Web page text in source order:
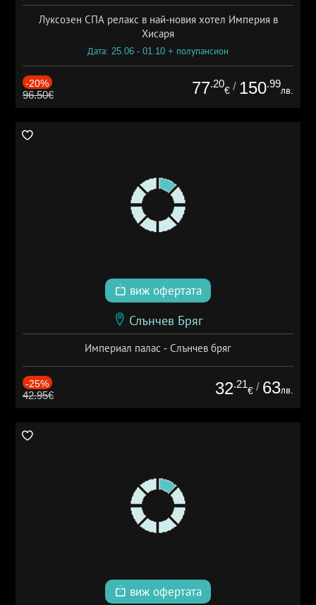
Луксозен СПА релакс в най-новия хотел Империя в
Хисаря
Дата: 25.06 - 01.10 + полупансион
-20%
96.50€ 77.20
€ / 150.99
лв.
виж офертата
Слънчев Бряг
Империал палас - Слънчев бряг
-25%
42.95€ 32.21
€ / 63лв.
виж офертата